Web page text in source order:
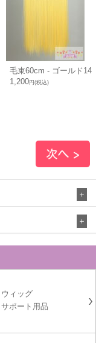
毛束60cm - ゴールド14
1,200円(税込)
ウィッグ
サポート用品